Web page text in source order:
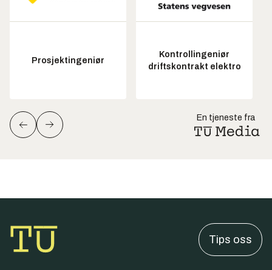
Prosjektingeniør
Kontrollingeniør
driftskontrakt elektro
En tjeneste fra
Tips oss